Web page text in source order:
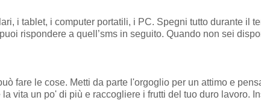
i tablet, i computer portatili, i PC. Spegni tutto durante il
rispondere a quell’sms in seguito. Quando non sei
fare le cose. Metti da parte l'orgoglio per un attimo e
vita un po' di più e raccogliere i frutti del tuo duro lavoro.